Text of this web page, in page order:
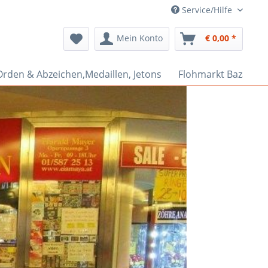
Service/Hilfe
Mein Konto € 0,00 *
& Abzeichen,Medaillen, Jetons Flohmarkt Bazar